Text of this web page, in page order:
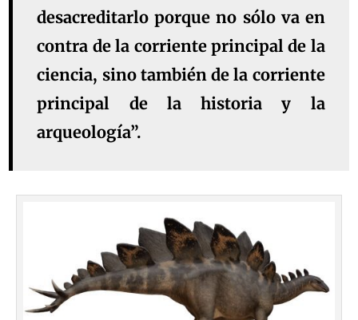
desacreditarlo porque no sólo va en
contra de la corriente principal de la
ciencia, sino también de la corriente
principal de la historia y la
arqueología”.